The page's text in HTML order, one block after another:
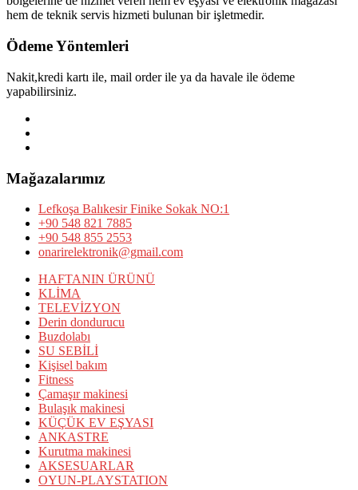
hem de teknik servis hizmeti bulunan bir işletmedir.
Ödeme Yöntemleri
Nakit,kredi kartı ile, mail order ile ya da havale ile ödeme
yapabilirsiniz.
Mağazalarımız
Lefkoşa Balıkesir Finike Sokak NO:1
+90 548 821 7885
+90 548 855 2553
onarirelektronik@gmail.com
HAFTANIN ÜRÜNÜ
KLİMA
TELEVİZYON
Derin dondurucu
Buzdolabı
SU SEBİLİ
Kişisel bakım
Fitness
Çamaşır makinesi
Bulaşık makinesi
KÜÇÜK EV EŞYASI
ANKASTRE
Kurutma makinesi
AKSESUARLAR
OYUN-PLAYSTATION